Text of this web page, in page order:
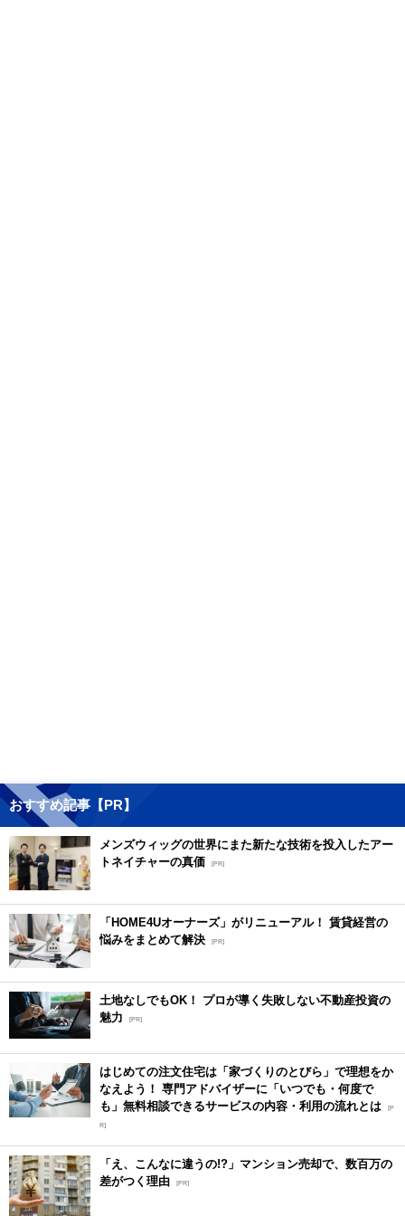
おすすめ記事【PR】
メンズウィッグの世界にまた新たな技術を投入したアー
トネイチャーの真価 [PR]
「HOME4Uオーナーズ」がリニューアル！ 賃貸経営の
悩みをまとめて解決 [PR]
土地なしでもOK！ プロが導く失敗しない不動産投資の
魅力
[PR]
はじめての注文住宅は「家づくりのとびら」で理想をか
なえよう！ 専門アドバイザーに「いつでも・何度で
も」無料相談できるサービスの内容・利用の流れとは [P
R]
「え、こんなに違うの!?」マンション売却で、数百万の
差がつく理由 [PR]